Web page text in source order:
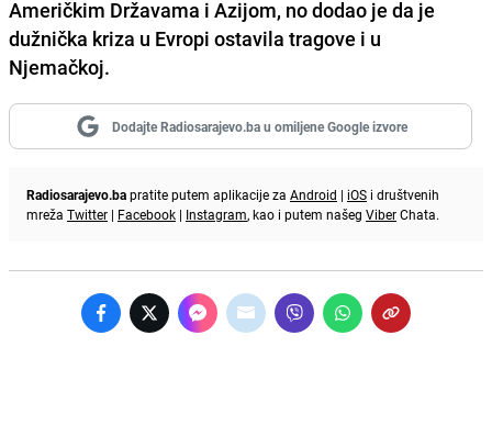
Američkim Državama i Azijom, no dodao je da je
dužnička kriza u Evropi ostavila tragove i u
Njemačkoj.
Dodajte Radiosarajevo.ba u omiljene Google izvore
Radiosarajevo.bapratite putem aplikacije za Android | iOS i društvenih
mreža Twitter | Facebook | Instagram, kao i putem našeg ViberChata.